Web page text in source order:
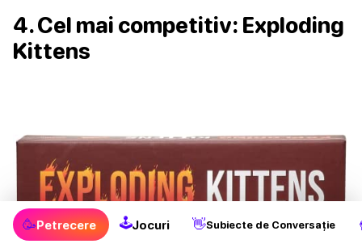
4. Cel mai competitiv: Exploding
Kittens
🥳Petrecere 🕹Jocuri 👋Subiecte de Conversație